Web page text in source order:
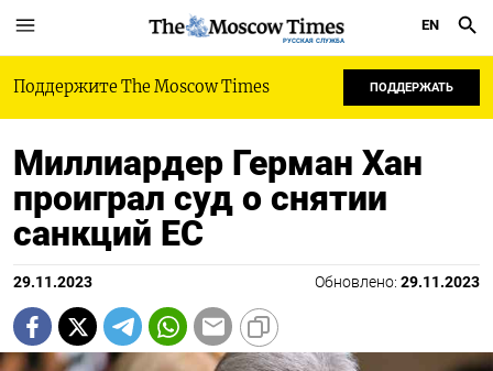
РУССКАЯ СЛУЖБА
EN
Поддержите The Moscow Times ПОДДЕРЖАТЬ
Миллиардер Герман Хан
проиграл суд о снятии
санкций ЕС
29.11.2023 Обновлено: 29.11.2023